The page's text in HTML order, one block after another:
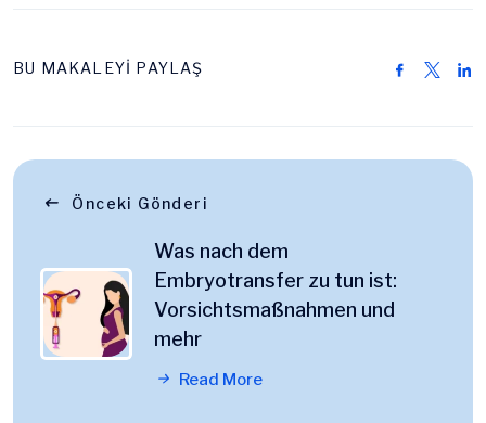
BU MAKALEYİ PAYLAŞ
Önceki Gönderi
Was nach dem
Embryotransfer zu tun ist:
Vorsichtsmaßnahmen und
mehr
Read More